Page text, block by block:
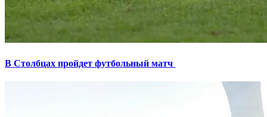
В Столбцах пройдет футбольный матч